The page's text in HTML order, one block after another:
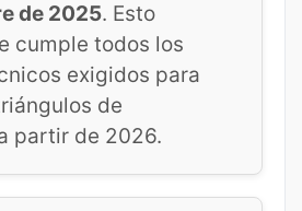
de 2025. Esto
cumple todos los
exigidos para
de
partir de 2026.